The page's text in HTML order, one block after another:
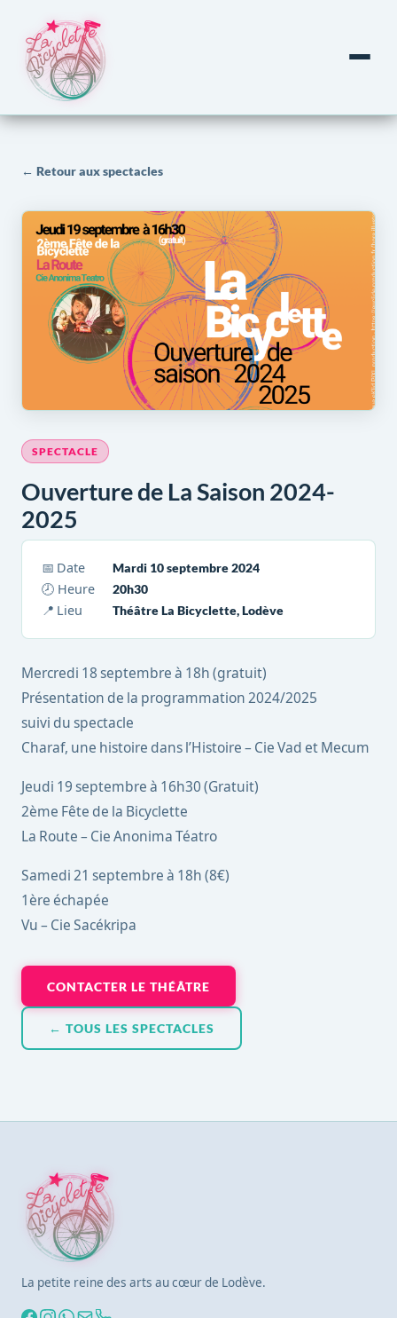
← Retour aux spectacles
SPECTACLE
Ouverture de La Saison 2024-
2025
📅 Date
Mardi 10 septembre 2024
🕗 Heure
20h30
📍 Lieu
Théâtre La Bicyclette, Lodève
Mercredi 18 septembre à 18h (gratuit)
Présentation de la programmation 2024/2025
suivi du spectacle
Charaf, une histoire dans l’Histoire – Cie Vad et Mecum
Jeudi 19 septembre à 16h30 (Gratuit)
2ème Fête de la Bicyclette
La Route – Cie Anonima Téatro
Samedi 21 septembre à 18h (8€)
1ère échapée
Vu – Cie Sacékripa
CONTACTER LE THÉÂTRE
← TOUS LES SPECTACLES
La petite reine des arts au cœur de Lodève.